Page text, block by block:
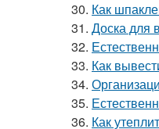
30. Как
31. Доска для
32.
33. Как
34.
35.
36. Как